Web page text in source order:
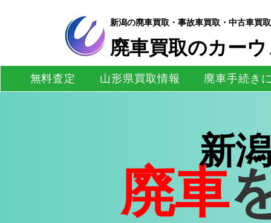
新潟の廃車買取・事故車買取・中古車買
廃車買取のカー
無料査定 山形県買取情報 廃車手続き
廃車
新